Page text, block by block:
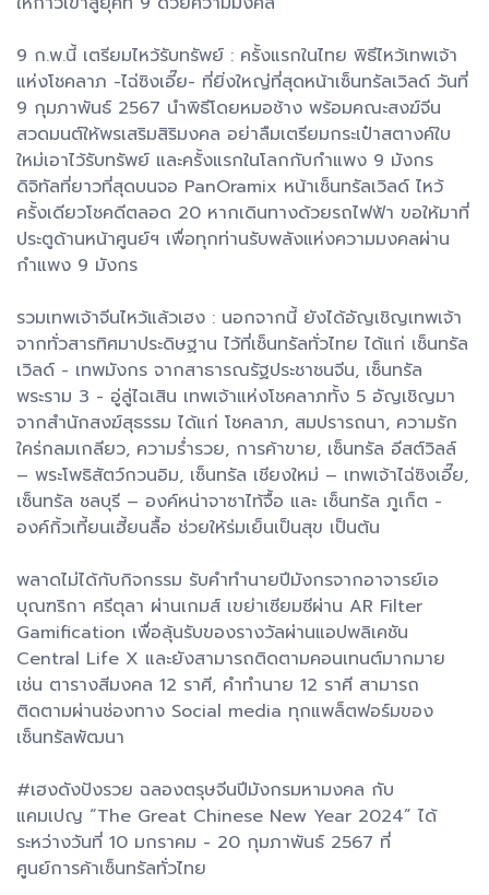
9 ก.พ.นี้ เตรียมไหว้รับทรัพย์ : ครั้งแรกในไทย พิธีไหว้เทพเจ้า
แห่งโชคลาภ -ไฉ่ซิงเอี๊ย- ที่ยิ่งใหญ่ที่สุดหน้าเซ็นทรัลเวิลด์ วันที่
9 กุมภาพันธ์ 2567 นำพิธีโดยหมอช้าง พร้อมคณะสงฆ์จีน
สวดมนต์ให้พรเสริมสิริมงคล อย่าลืมเตรียมกระเป๋าสตางค์ใบ
ใหม่เอาไว้รับทรัพย์ และครั้งแรกในโลกกับกำแพง 9 มังกร
ดิจิทัลที่ยาวที่สุดบนจอ PanOramix หน้าเซ็นทรัลเวิลด์ ไหว้
ครั้งเดียวโชคดีตลอด 20 หากเดินทางด้วยรถไฟฟ้า ขอให้มาที่
ประตูด้านหน้าศูนย์ฯ เพื่อทุกท่านรับพลังแห่งความมงคลผ่าน
กำแพง 9 มังกร
รวมเทพเจ้าจีนไหว้แล้วเฮง : นอกจากนี้ ยังได้อัญเชิญเทพเจ้า
จากทั่วสารทิศมาประดิษฐาน ไว้ที่เซ็นทรัลทั่วไทย ได้แก่ เซ็นทรัล
เวิลด์ - เทพมังกร จากสาธารณรัฐประชาชนจีน, เซ็นทรัล
พระราม 3 - อู่ลู่ไฉเสิน เทพเจ้าแห่งโชคลาภทั้ง 5 อัญเชิญมา
จากสำนักสงฆ์สุธรรม ได้แก่ โชคลาภ, สมปรารถนา, ความรัก
ใคร่กลมเกลียว, ความร่ำรวย, การค้าขาย, เซ็นทรัล อีสต์วิลล์
– พระโพธิสัตว์กวนอิม, เซ็นทรัล เชียงใหม่ – เทพเจ้าไฉ่ซิงเอี๊ย,
เซ็นทรัล ชลบุรี – องค์หน่าจาซาไท้จื้อ และ เซ็นทรัล ภูเก็ต -
องค์กิ้วเที้ยนเฮี้ยนลื้อ ช่วยให้ร่มเย็นเป็นสุข เป็นต้น
พลาดไม่ได้กับกิจกรรม รับคำทำนายปีมังกรจากอาจารย์เอ
บุณฑริกา ศรีตุลา ผ่านเกมส์ เขย่าเซียมซีผ่าน AR Filter
Gamification เพื่อลุ้นรับของรางวัลผ่านแอปพลิเคชัน
Central Life X และยังสามารถติดตามคอนเทนต์มากมาย
เช่น ตารางสีมงคล 12 ราศี, คำทำนาย 12 ราศี สามารถ
ติดตามผ่านช่องทาง Social media ทุกแพล็ตฟอร์มของ
เซ็นทรัลพัฒนา
#เฮงดังปังรวย ฉลองตรุษจีนปีมังกรมหามงคล กับ
แคมเปญ “The Great Chinese New Year 2024” ได้
ระหว่างวันที่ 10 มกราคม - 20 กุมภาพันธ์ 2567 ที่
ศูนย์การค้าเซ็นทรัลทั่วไทย